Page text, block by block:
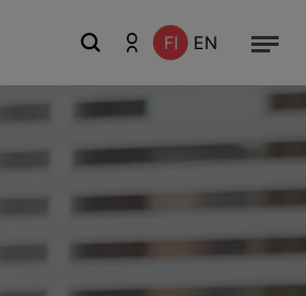
FI EN